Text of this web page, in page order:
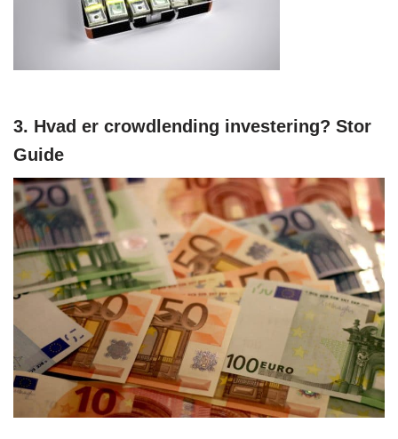
3. Hvad er crowdlending investering? Stor
Guide